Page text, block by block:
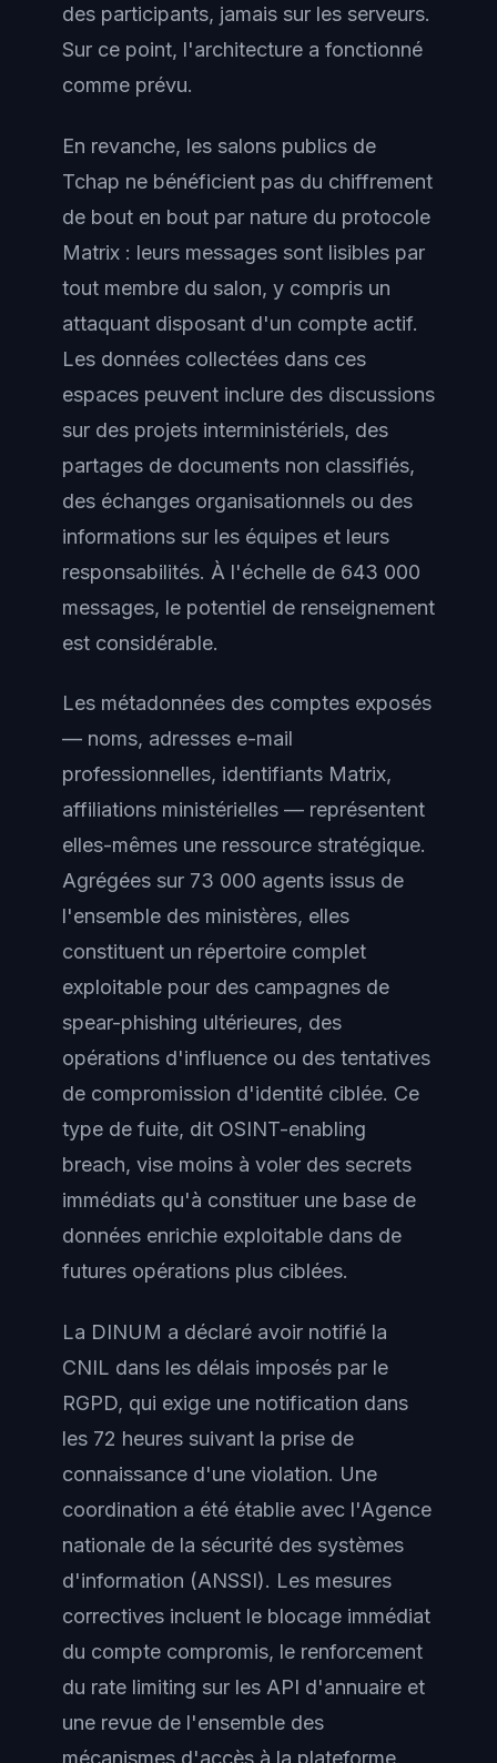
des participants, jamais sur les serveurs.
Sur ce point, l'architecture a fonctionné
comme prévu.
En revanche, les salons publics de
Tchap ne bénéficient pas du chiffrement
de bout en bout par nature du protocole
Matrix : leurs messages sont lisibles par
tout membre du salon, y compris un
attaquant disposant d'un compte actif.
Les données collectées dans ces
espaces peuvent inclure des discussions
sur des projets interministériels, des
partages de documents non classifiés,
des échanges organisationnels ou des
informations sur les équipes et leurs
responsabilités. À l'échelle de 643 000
messages, le potentiel de renseignement
est considérable.
Les métadonnées des comptes exposés
— noms, adresses e-mail
professionnelles, identifiants Matrix,
affiliations ministérielles — représentent
elles-mêmes une ressource stratégique.
Agrégées sur 73 000 agents issus de
l'ensemble des ministères, elles
constituent un répertoire complet
exploitable pour des campagnes de
spear-phishing ultérieures, des
opérations d'influence ou des tentatives
de compromission d'identité ciblée. Ce
type de fuite, dit OSINT-enabling
breach, vise moins à voler des secrets
immédiats qu'à constituer une base de
données enrichie exploitable dans de
futures opérations plus ciblées.
La DINUM a déclaré avoir notifié la
CNIL dans les délais imposés par le
RGPD, qui exige une notification dans
les 72 heures suivant la prise de
connaissance d'une violation. Une
coordination a été établie avec l'Agence
nationale de la sécurité des systèmes
d'information (ANSSI). Les mesures
correctives incluent le blocage immédiat
du compte compromis, le renforcement
du rate limiting sur les API d'annuaire et
une revue de l'ensemble des
mécanismes d'accès à la plateforme.